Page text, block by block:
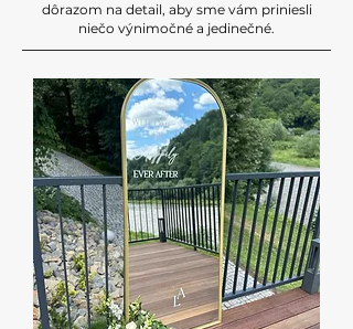
dôrazom na detail, aby sme vám priniesli
niečo výnimočné a jedinečné.